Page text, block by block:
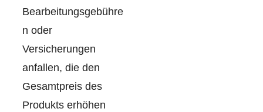
Bearbeitungsgebühre
n oder
Versicherungen
anfallen, die den
Gesamtpreis des
Produkts erhöhen